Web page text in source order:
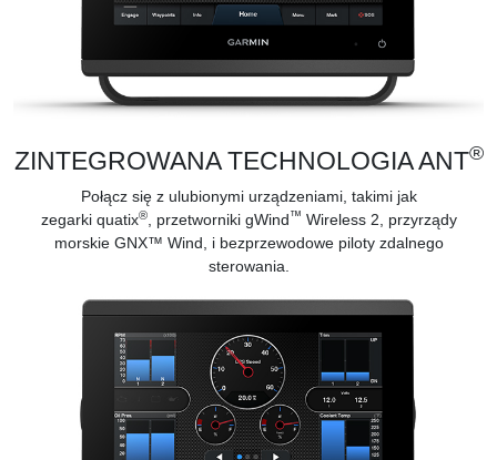
ZINTEGROWANA TECHNOLOGIA ANT®
Połącz się z ulubionymi urządzeniami, takimi jak
zegarki quatix®, przetworniki gWind™ Wireless 2, przyrządy
morskie GNX™ Wind, i bezprzewodowe piloty zdalnego
sterowania.